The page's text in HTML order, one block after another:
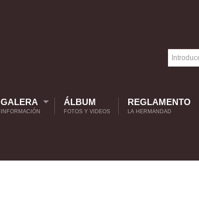
GALERA
INFORMACIÓN
ÁLBUM
FOTOS Y VIDEOS
REGLAMENTO
LA HERMANDAD